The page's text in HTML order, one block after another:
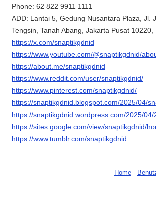
Phone: 62 822 9911 1111
ADD: Lantai 5, Gedung Nusantara Plaza, Jl.
Tengsin, Tanah Abang, Jakarta Pusat 10220,
https://x.com/snaptikgdnid
https://www.youtube.com/@snaptikgdnid/
https://about.me/snaptikgdnid
https://www.reddit.com/user/snaptikgdnid/
https://www.pinterest.com/snaptikgdnid/
https://snaptikgdnid.blogspot.com/2025/04/
https://snaptikgdnid.wordpress.com/2025/04/
https://sites.google.com/view/snaptikgdnid/
https://www.tumblr.com/snaptikgdnid
Home -